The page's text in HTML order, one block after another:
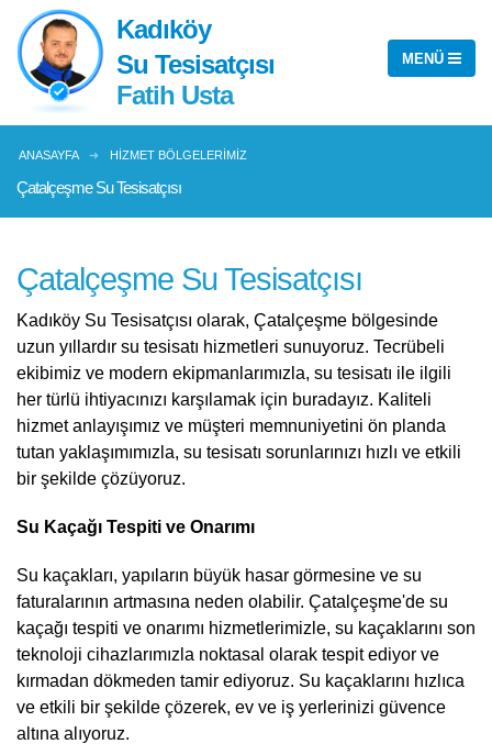
Kadıköy
Su Tesisatçısı
Fatih Usta
ANASAYFA HIZMET BÖLGELERIMIZ
Çatalçeşme Su Tesisatçısı
Çatalçeşme Su Tesisatçısı
Kadıköy Su Tesisatçısı olarak, Çatalçeşme bölgesinde
uzun yıllardır su tesisatı hizmetleri sunuyoruz. Tecrübeli
ekibimiz ve modern ekipmanlarımızla, su tesisatı ile ilgili
her türlü ihtiyacınızı karşılamak için buradayız. Kaliteli
hizmet anlayışımız ve müşteri memnuniyetini ön planda
tutan yaklaşımımızla, su tesisatı sorunlarınızı hızlı ve etkili
bir şekilde çözüyoruz.
Su Kaçağı Tespiti ve Onarımı
Su kaçakları, yapıların büyük hasar görmesine ve su
faturalarının artmasına neden olabilir. Çatalçeşme'de su
kaçağı tespiti ve onarımı hizmetlerimizle, su kaçaklarını son
teknoloji cihazlarımızla noktasal olarak tespit ediyor ve
kırmadan dökmeden tamir ediyoruz. Su kaçaklarını hızlıca
ve etkili bir şekilde çözerek, ev ve iş yerlerinizi güvence
altına alıyoruz.